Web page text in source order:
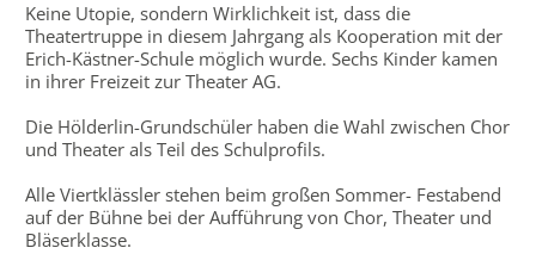
Keine Utopie, sondern Wirklichkeit ist, dass die
Theatertruppe in diesem Jahrgang als Kooperation mit der
Erich-Kästner-Schule möglich wurde. Sechs Kinder kamen
in ihrer Freizeit zur Theater AG.
Die Hölderlin-Grundschüler haben die Wahl zwischen Chor
und Theater als Teil des Schulprofils.
Alle Viertklässler stehen beim großen Sommer- Festabend
auf der Bühne bei der Aufführung von Chor, Theater und
Bläserklasse.